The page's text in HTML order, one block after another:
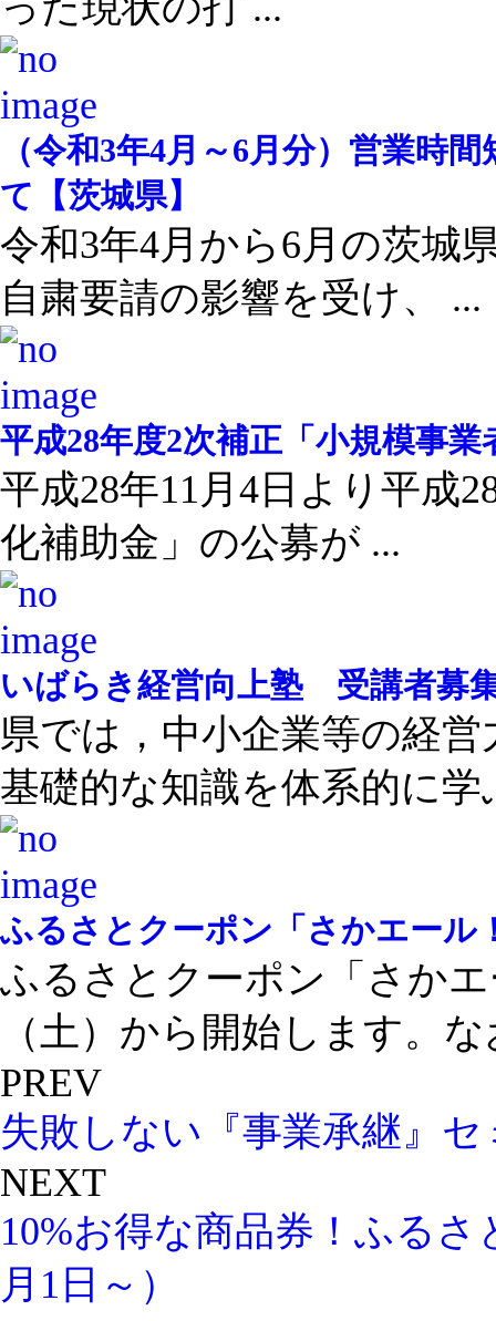
（令和3年4月～6月分）営業時
て【茨城県】
令和3年4月から6月の茨城
自粛要請の影響を受け、 ...
平成28年度2次補正「小規模事
平成28年11月4日より平成
化補助金」の公募が ...
いばらき経営向上塾 受講者募
県では，中小企業等の経
基礎的な知識を体系的に学
ふるさとクーポン「さかエール
ふるさとクーポン「さか
（土）から開始します。
PREV
失敗しない『事業承継』
NEXT
10%お得な商品券！ふる
月1日～）